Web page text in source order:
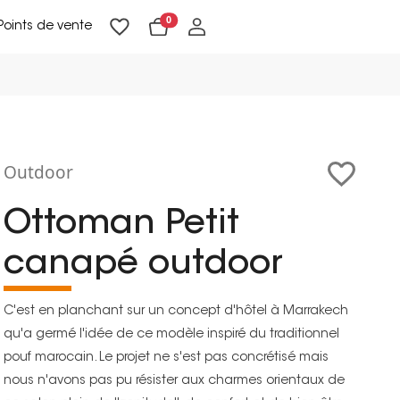
de vente 0
Outdoor
Ottoman Petit
canapé outdoor
C'est en planchant sur un concept d'hôtel à Marrakech
qu'a germé l'idée de ce modèle inspiré du traditionnel
pouf marocain. Le projet ne s'est pas concrétisé mais
nous n'avons pas pu résister aux charmes orientaux de